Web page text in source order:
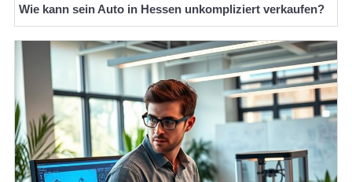
Wie kann sein Auto in Hessen unkompliziert verkaufen?